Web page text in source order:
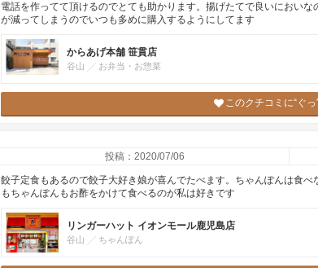
電話を作ってて頂けるのでとても助かります。揚げたてで良いにおい
が減ってしまうのでいつも多めに購入するようにしてます
からあげ本舗 笹貫店
谷山 お弁当・お惣菜
このクチコミに“ぐっ
投稿：2020/07/06
餃子定食もあるので餃子大好き娘が喜んでたべます。ちゃんぽんは食
もちゃんぽんもお酢をかけて食べるのが私は好きです
リンガーハット イオンモール鹿児島店
谷山 ちゃんぽん